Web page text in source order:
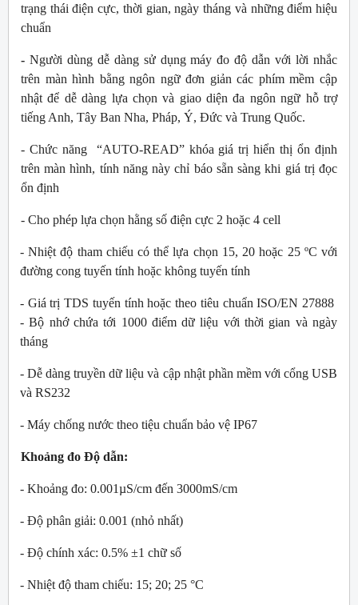
trạng thái điện cực, thời gian, ngày tháng và những điểm hiệu
chuẩn
- Người dùng dễ dàng sử dụng máy đo độ dẫn với lời nhắc
trên màn hình bằng ngôn ngữ đơn giản các phím mềm cập
nhật để dễ dàng lựa chọn và giao diện đa ngôn ngữ hỗ trợ
tiếng Anh, Tây Ban Nha, Pháp, Ý, Đức và Trung Quốc.
- Chức năng “AUTO-READ” khóa giá trị hiển thị ổn định
trên màn hình, tính năng này chỉ báo sẵn sàng khi giá trị đọc
ổn định
- Cho phép lựa chọn hằng số điện cực 2 hoặc 4 cell
- Nhiệt độ tham chiếu có thể lựa chọn 15, 20 hoặc 25 ºC với
đường cong tuyến tính hoặc không tuyến tính
- Giá trị TDS tuyến tính hoặc theo tiêu chuẩn ISO/EN 27888
- Bộ nhớ chứa tới 1000 điểm dữ liệu với thời gian và ngày
tháng
- Dễ dàng truyền dữ liệu và cập nhật phần mềm với cổng USB
và RS232
- Máy chống nước theo tiệu chuẩn bảo vệ IP67
Khoảng đo Độ dẫn:
- Khoảng đo: 0.001µS/cm đến 3000mS/cm
- Độ phân giải: 0.001 (nhỏ nhất)
- Độ chính xác: 0.5% ±1 chữ số
- Nhiệt độ tham chiếu: 15; 20; 25 °C